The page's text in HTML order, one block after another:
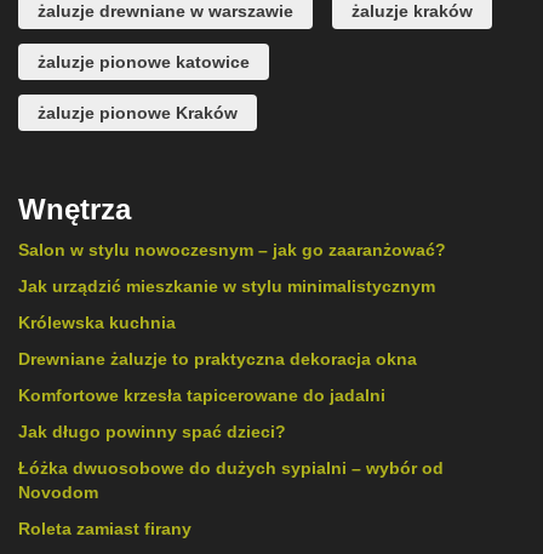
żaluzje drewniane w warszawie żaluzje kraków
żaluzje pionowe katowice
żaluzje pionowe Kraków
Wnętrza
Salon w stylu nowoczesnym – jak go zaaranżować?
Jak urządzić mieszkanie w stylu minimalistycznym
Królewska kuchnia
Drewniane żaluzje to praktyczna dekoracja okna
Komfortowe krzesła tapicerowane do jadalni
Jak długo powinny spać dzieci?
Łóżka dwuosobowe do dużych sypialni – wybór od
Novodom
Roleta zamiast firany